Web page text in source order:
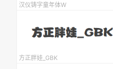
汉仪铸字童年体W
方正胖娃_GBK